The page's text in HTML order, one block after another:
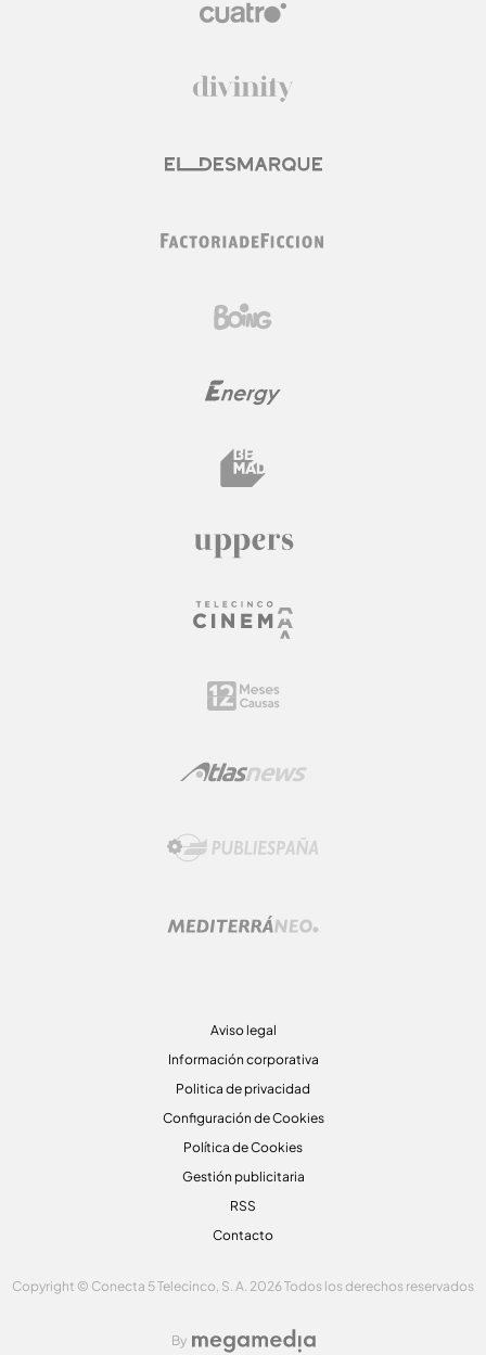
Aviso legal
Información corporativa
Politica de privacidad
Configuración de Cookies
Política de Cookies
Gestión publicitaria
RSS
Contacto
Copyright © Conecta 5 Telecinco, S. A. 2026 Todos los derechos reservados
By